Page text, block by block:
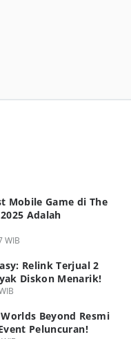
Mobile Game di The
Adalah
WIB
Relink Terjual 2
Diskon Menarik!
Beyond Resmi
Peluncuran!